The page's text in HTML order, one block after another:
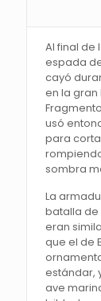
Al final de
espada
cayó
en la
usó
para
sombra
La
batalla de
eran
que el de
estándar,
ave